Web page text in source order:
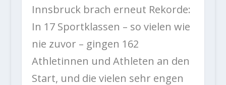
Innsbruck brach erneut Rekorde:
In 17 Sportklassen – so vielen wie
nie zuvor – gingen 162
Athletinnen und Athleten an den
Start, und die vielen sehr engen